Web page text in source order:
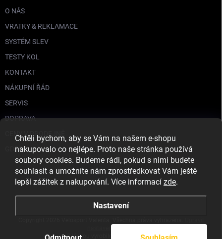
Chtěli bychom, aby se Vám na našem e-shopu
nakupovalo co nejlépe. Proto naše stránka používá
soubory cookies. Budeme rádi, pokud s nimi budete
souhlasit a umožníte nám zprostředkovat Vám ještě
lepší zážitek z nakupování. Více informací zde.
Nastavení
O NÁS
VRATKY & REKLAMACE
SYSTÉM SLEV
TESTY KOL
KONTAKT
NÁKUPNÍ ŘÁD
SERVIS
DOPRAVA
CENY V PRODEJNĚ
GDPR
S láskou vyrobilo
Filipesmedia 🧡